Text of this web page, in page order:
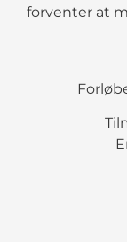
forventer at